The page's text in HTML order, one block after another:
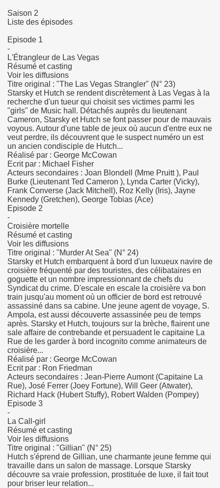
Saison 2
Liste des épisodes
Episode 1
-
L'Étrangleur de Las Vegas
Résumé et casting
Voir les diffusions
Titre original : "The Las Vegas Strangler" (N° 23)
Starsky et Hutch se rendent discrètement à Las Vegas à la
recherche d'un tueur qui choisit ses victimes parmi les
"girls" de Music hall. Détachés auprès du lieutenant
Cameron, Starsky et Hutch se font passer pour de mauvais
voyous. Autour d'une table de jeux où aucun d'entre eux ne
veut perdre, ils découvrent que le suspect numéro un est
un ancien condisciple de Hutch...
Réalisé par : George McCowan
Ecrit par : Michael Fisher
Acteurs secondaires : Joan Blondell (Mme Pruitt ), Paul
Burke (Lieutenant Ted Cameron ), Lynda Carter (Vicky),
Frank Converse (Jack Mitchell), Roz Kelly (Iris), Jayne
Kennedy (Gretchen), George Tobias (Ace)
Episode 2
-
Croisière mortelle
Résumé et casting
Voir les diffusions
Titre original : "Murder At Sea" (N° 24)
Starsky et Hutch embarquent à bord d'un luxueux navire de
croisière fréquenté par des touristes, des célibataires en
goguette et un nombre impressionnant de chefs du
Syndicat du crime. D'escale en escale la croisière va bon
train jusqu'au moment où un officier de bord est retrouvé
assassiné dans sa cabine. Une jeune agent de voyage, S.
Ampola, est aussi découverte assassinée peu de temps
après. Starsky et Hutch, toujours sur la brèche, flairent une
sale affaire de contrebande et persuadent le capitaine La
Rue de les garder à bord incognito comme animateurs de
croisière...
Réalisé par : George McCowan
Ecrit par : Ron Friedman
Acteurs secondaires : Jean-Pierre Aumont (Capitaine La
Rue), José Ferrer (Joey Fortune), Will Geer (Atwater),
Richard Hack (Hubert Stuffy), Robert Walden (Pompey)
Episode 3
-
La Call-girl
Résumé et casting
Voir les diffusions
Titre original : "Gillian" (N° 25)
Hutch s'éprend de Gillian, une charmante jeune femme qui
travaille dans un salon de massage. Lorsque Starsky
découvre sa vraie profession, prostituée de luxe, il fait tout
pour briser leur relation...